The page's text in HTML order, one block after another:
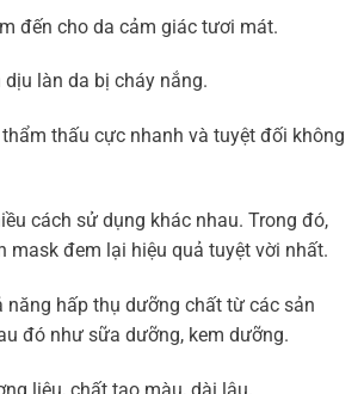
đến cho da cảm giác tươi mát.
làn da bị cháy nắng.
thấu cực nhanh và tuyệt đối không
cách sử dụng khác nhau. Trong đó,
mask đem lại hiệu quả tuyệt vời nhất.
năng hấp thụ dưỡng chất từ các sản
đó như sữa dưỡng, kem dưỡng.
liệu, chất tạo màu, dài lâu.